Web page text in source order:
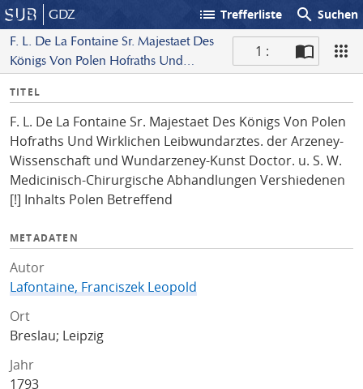
GDZ list Trefferliste search Suchen
F. L. De La Fontaine Sr. Majestaet Des
Königs Von Polen Hofraths Und
Arzeney-Wissenschaft und
Wundarzeney-Kunst Doctor. u. S. W.
Medicinisch-Chirurgische
Abhandlungen Vershiedenen [!] Inhalts
Polen Betreffend
1 :
I
f
o
TITEL
F. L. De La Fontaine Sr. Majestaet Des Königs Von Polen
Hofraths Und Wirklichen Leibwundarztes. der Arzeney-
Wissenschaft und Wundarzeney-Kunst Doctor. u. S. W.
Medicinisch-Chirurgische Abhandlungen Vershiedenen
[!] Inhalts Polen Betreffend
METADATEN
Autor
Lafontaine, Franciszek Leopold
Ort
Breslau; Leipzig
Jahr
1793